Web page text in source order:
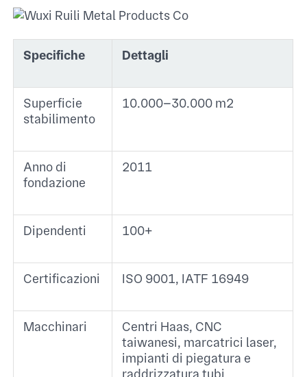
Specifiche Dettagli
Superficie
stabilimento
10.000–30.000 m² ​
Anno di
fondazione
2011 ​
Dipendenti 100+ ​
Certificazioni ISO 9001, IATF 16949 ​
Macchinari
Centri Haas, CNC
taiwanesi, marcatrici laser,
impianti di piegatura e